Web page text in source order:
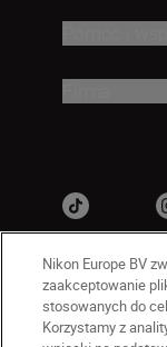
Nikon Europe BV
zaakceptowanie
stosowanych do
Korzystamy z